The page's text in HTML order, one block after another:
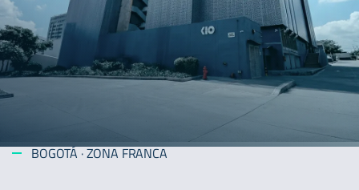
BOGOTÁ · ZONA FRANCA